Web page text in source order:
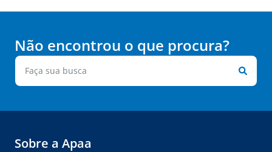
Não encontrou o que procura?
Sobre a Apaa